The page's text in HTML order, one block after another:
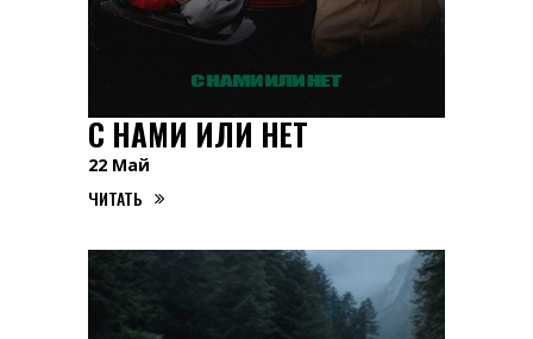
С НАМИ ИЛИ НЕТ
22 Май
ЧИТАТЬ